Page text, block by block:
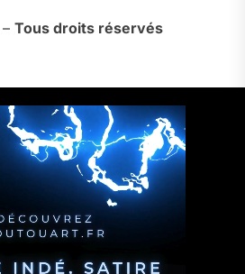
Tous droits réservés